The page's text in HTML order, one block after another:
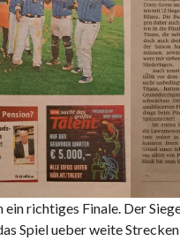
ein richtiges Finale. Der
Spiel ueber weite